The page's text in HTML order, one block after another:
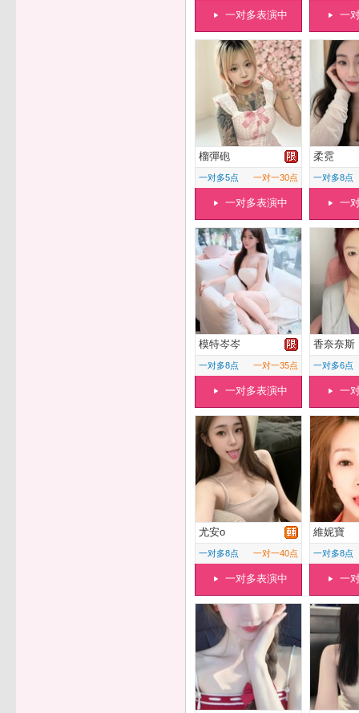
一对多表演中 一
榴彈砲
一对多5点 一对一30点
一对多表演中
柔霓
一对多8点
一
模特岑岑
一对多8点 一对一35点
一对多表演中
香奈奈斯
一对多6点
一
尤安o
一对多8点 一对一40点
一对多表演中
維妮寶
一对多8点
一